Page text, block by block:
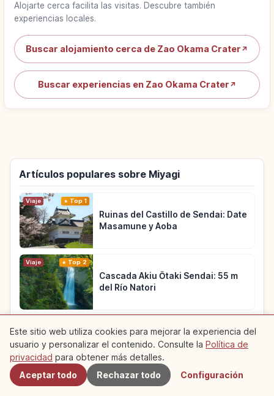
Alojarte cerca facilita las visitas. Descubre también
experiencias locales.
Buscar alojamiento cerca de Zao Okama Crater ↗
Buscar experiencias en Zao Okama Crater ↗
Artículos populares sobre Miyagi
Viaje Top 1
Ruinas del Castillo de Sendai: Date
Masamune y Aoba
Viaje Top 2
Cascada Akiu Ōtaki Sendai: 55 m
del Río Natori
Crucero por la Bahía de
Matsushima: Niō-maru
Ver más artículos sobre Miyagi
Cercanos
Este sitio web utiliza cookies para mejorar la experiencia del
usuario y personalizar el contenido. Consulte la Política de
privacidad para obtener más detalles.
Aceptar todo
Rechazar todo Configuración